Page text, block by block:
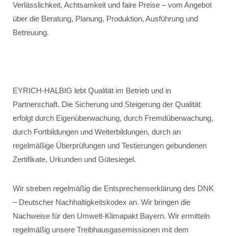
Verlässlichkeit, Achtsamkeit und faire Preise – vom Angebot
über die Beratung, Planung, Produktion, Ausführung und
Betreuung.
EYRICH-HALBIG lebt Qualität im Betrieb und in
Partnerschaft. Die Sicherung und Steigerung der Qualität
erfolgt durch Eigenüberwachung, durch Fremdüberwachung,
durch Fortbildungen und Weiterbildungen, durch an
regelmäßige Überprüfungen und Testierungen gebundenen
Zertifikate, Urkunden und Gütesiegel.
Wir streben regelmäßig die Entsprechenserklärung des DNK
– Deutscher Nachhaltigkeitskodex an. Wir bringen die
Nachweise für den Umwelt-Klimapakt Bayern. Wir ermitteln
regelmäßig unsere Treibhausgasemissionen mit dem